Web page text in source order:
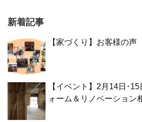
新着記事
【家づくり】お客様の声
【イベント】2月14日･
ォーム＆リノベーション